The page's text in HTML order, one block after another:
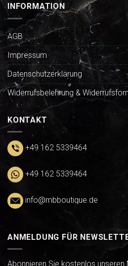
INFORMATION
AGB
Impressum
Datenschutzerklärung
Widerrufsbelehrung &
KONTAKT
+49 162 5339464
+49 162 5339464
info@mbboutique.de
ANMELDUNG FÜR
Abonnieren Sie kostenlos unseren